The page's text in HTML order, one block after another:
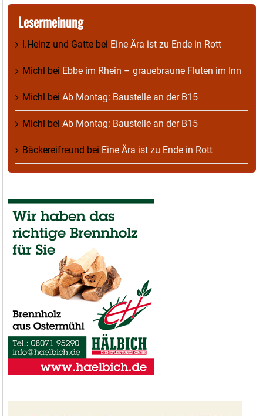
Lesermeinung
I.Heinz und Gatte bei Eine Ära ist zu Ende in Rott
Michl bei Ebbe im Rhein – grauebraune Fluten im Inn
Michl bei Ab Montag: Baustelle an der B15
Michl bei Ab Montag: Baustelle an der B15
Bäckereifreund bei Eine Ära ist zu Ende in Rott